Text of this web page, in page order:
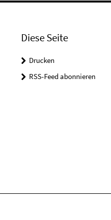
Diese Seite
Drucken
RSS-Feed abonnieren